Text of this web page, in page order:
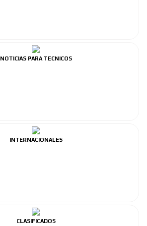
NOTICIAS PARA TECNICOS
INTERNACIONALES
CLASIFICADOS